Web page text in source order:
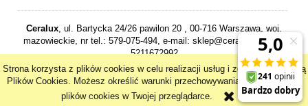
Strona korzysta z plików cookies w celu realizacji usług i zgodnie z Polityką
Plików Cookies. Możesz określić warunki przechowywania lub dostępu do
plików cookies w Twojej przeglądarce.
Ceralux , ul. Bartycka 24/26 pawilon 20 , 00-716 Warszawa, woj.
mazowieckie, nr tel.: 579-075-494 , e-mail: sklep@ceralux.pl, NIP:
5211672992
pokaż pełną wersję strony
Sklep internetowy Shoper.pl